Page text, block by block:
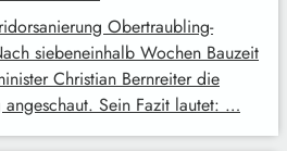
Obertraubling-
siebeneinhalb Wochen Bauzeit
Christian Bernreiter die
angeschaut. Sein Fazit lautet: …